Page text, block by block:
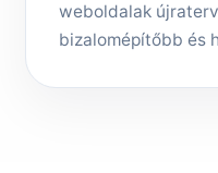
weboldalak
bizalomépítőbb és